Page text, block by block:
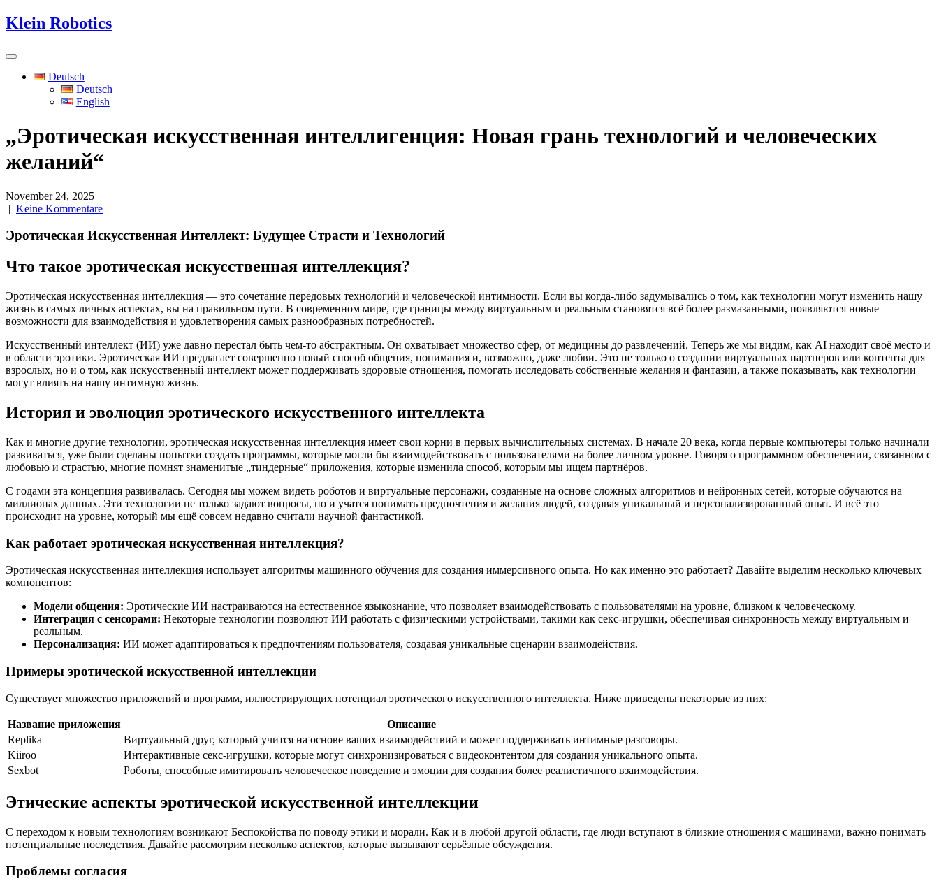
Skip
to
Klein Robotics
Deutsch
Deutsch
English
„Эротическая искусственная интеллигенция: Новая грань технологий и человеческих
желаний“
November 24, 2025
| Keine Kommentare
Эротическая Искусственная Интеллект: Будущее Страсти и Технологий
Что такое эротическая искусственная интеллекция?
Эротическая искусственная интеллекция — это сочетание передовых технологий и человеческой интимности. Если вы когда-либо задумывались о том, как технологии могут изменить нашу
жизнь в самых личных аспектах, вы на правильном пути. В современном мире, где границы между виртуальным и реальным становятся всё более размазанными, появляются новые
возможности для взаимодействия и удовлетворения самых разнообразных потребностей.
Искусственный интеллект (ИИ) уже давно перестал быть чем-то абстрактным. Он охватывает множество сфер, от медицины до развлечений. Теперь же мы видим, как AI находит своё место и
в области эротики. Эротическая ИИ предлагает совершенно новый способ общения, понимания и, возможно, даже любви. Это не только о создании виртуальных партнеров или контента для
взрослых, но и о том, как искусственный интеллект может поддерживать здоровые отношения, помогать исследовать собственные желания и фантазии, а также показывать, как технологии
могут влиять на нашу интимную жизнь.
История и эволюция эротического искусственного интеллекта
Как и многие другие технологии, эротическая искусственная интеллекция имеет свои корни в первых вычислительных системах. В начале 20 века, когда первые компьютеры только начинали
развиваться, уже были сделаны попытки создать программы, которые могли бы взаимодействовать с пользователями на более личном уровне. Говоря о программном обеспечении, связанном с
любовью и страстью, многие помнят знаменитые „тиндерные“ приложения, которые изменила способ, которым мы ищем партнёров.
С годами эта концепция развивалась. Сегодня мы можем видеть роботов и виртуальные персонажи, созданные на основе сложных алгоритмов и нейронных сетей, которые обучаются на
миллионах данных. Эти технологии не только задают вопросы, но и учатся понимать предпочтения и желания людей, создавая уникальный и персонализированный опыт. И всё это
происходит на уровне, который мы ещё совсем недавно считали научной фантастикой.
Как работает эротическая искусственная интеллекция?
Эротическая искусственная интеллекция использует алгоритмы машинного обучения для создания иммерсивного опыта. Но как именно это работает? Давайте выделим несколько ключевых
компонентов:
Модели общения: Эротические ИИ настраиваются на естественное языкознание, что позволяет взаимодействовать с пользователями на уровне, близком к человеческому.
Интеграция с сенсорами: Некоторые технологии позволяют ИИ работать с физическими устройствами, такими как секс-игрушки, обеспечивая синхронность между виртуальным и
реальным.
Персонализация: ИИ может адаптироваться к предпочтениям пользователя, создавая уникальные сценарии взаимодействия.
Примеры эротической искусственной интеллекции
Существует множество приложений и программ, иллюстрирующих потенциал эротического искусственного интеллекта. Ниже приведены некоторые из них:
Название приложения
Описание
Replika
Виртуальный друг, который учится на основе ваших взаимодействий и может поддерживать интимные разговоры.
Kiiroo
Интерактивные секс-игрушки, которые могут синхронизироваться с видеоконтентом для создания уникального опыта.
Sexbot
Роботы, способные имитировать человеческое поведение и эмоции для создания более реалистичного взаимодействия.
Этические аспекты эротической искусственной интеллекции
С переходом к новым технологиям возникают Беспокойства по поводу этики и морали. Как и в любой другой области, где люди вступают в близкие отношения с машинами, важно понимать
потенциальные последствия. Давайте рассмотрим несколько аспектов, которые вызывают серьёзные обсуждения.
Проблемы согласия